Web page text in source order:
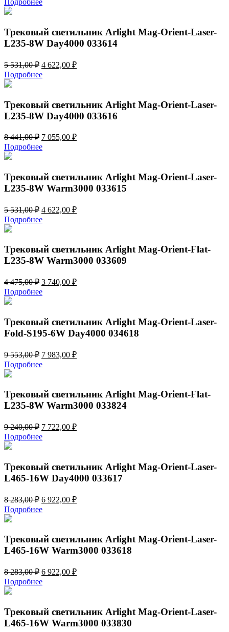
Подробнее
Трековый светильник Arlight Mag-Orient-Laser-
L235-8W Day4000 033614
5 531,00₽ Первоначальная
цена
составляла
531,00 ₽.
4 622,00 ₽Текущая
Подробнее
Трековый светильник Arlight Mag-Orient-Laser-
L235-8W Day4000 033616
8 441,00₽ Первоначальная
цена
составляла
441,00 ₽.
7 055,00 ₽Текущая
Подробнее
Трековый светильник Arlight Mag-Orient-Laser-
L235-8W Warm3000 033615
5 531,00₽ Первоначальная
цена
составляла
531,00 ₽.
4 622,00 ₽Текущая
Подробнее
Трековый светильник Arlight Mag-Orient-Flat-
L235-8W Warm3000 033609
4 475,00₽ Первоначальная
цена
составляла
475,00 ₽.
3 740,00 ₽Текущая
Подробнее
Трековый светильник Arlight Mag-Orient-Laser-
Fold-S195-6W Day4000 034618
9 553,00₽ Первоначальная
цена
составляла
553,00 ₽.
7 983,00 ₽Текущая
Подробнее
Трековый светильник Arlight Mag-Orient-Flat-
L235-8W Warm3000 033824
9 240,00₽ Первоначальная
цена
составляла
240,00 ₽.
7 722,00 ₽Текущая
Подробнее
Трековый светильник Arlight Mag-Orient-Laser-
L465-16W Day4000 033617
8 283,00₽ Первоначальная
цена
составляла
283,00 ₽.
6 922,00 ₽Текущая
Подробнее
Трековый светильник Arlight Mag-Orient-Laser-
L465-16W Warm3000 033618
8 283,00₽ Первоначальная
цена
составляла
283,00 ₽.
6 922,00 ₽Текущая
Подробнее
Трековый светильник Arlight Mag-Orient-Laser-
L465-16W Warm3000 033830